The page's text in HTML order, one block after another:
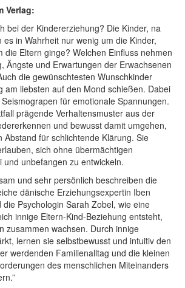
Verlag:
bei der Kindererziehung? Die Kinder, na
es in Wahrheit nur wenig um die Kinder,
die Eltern ginge? Welchen Einfluss nehmen
Ängste und Erwartungen der Erwachsenen
die gewünschtesten Wunschkinder
am liebsten auf den Mond schießen. Dabei
für emotionale Spannungen.
prägende Verhaltensmuster aus der
und bewusst damit umgehen,
Abstand für schlichtende Klärung. Sie
sich ohne übermächtigen
und unbefangen zu entwickeln.
und sehr persönlich beschreiben die
dänische Erziehungsexpertin Iben
die Psychologin Sarah Zobel, wie eine
innige Eltern-Kind-Beziehung entsteht,
zusammen wachsen. Durch innige
lernen sie selbstbewusst und intuitiv den
werdenden Familienalltag und die kleinen
des menschlichen Miteinanders